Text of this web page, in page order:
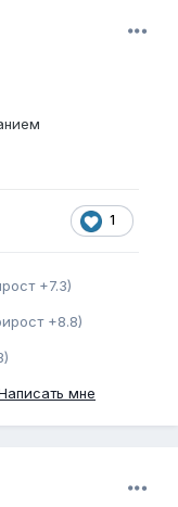
1
+7.3)
+8.8)
мне